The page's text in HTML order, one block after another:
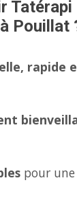
Tatérapi
Pouillat
rapide
pour